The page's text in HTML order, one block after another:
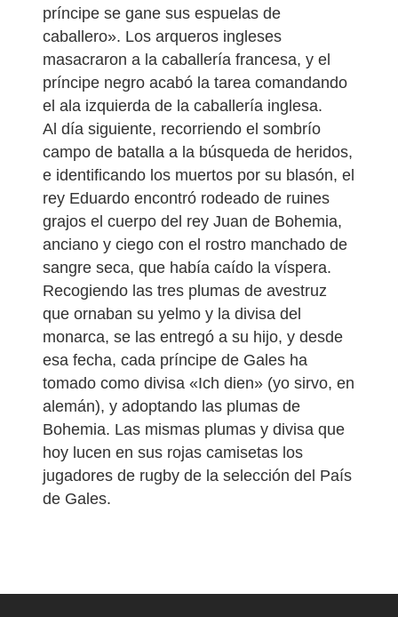
príncipe se gane sus espuelas de
caballero». Los arqueros ingleses
masacraron a la caballería francesa, y el
príncipe negro acabó la tarea comandando
el ala izquierda de la caballería inglesa.
Al día siguiente, recorriendo el sombrío
campo de batalla a la búsqueda de heridos,
e identificando los muertos por su blasón, el
rey Eduardo encontró rodeado de ruines
grajos el cuerpo del rey Juan de Bohemia,
anciano y ciego con el rostro manchado de
sangre seca, que había caído la víspera.
Recogiendo las tres plumas de avestruz
que ornaban su yelmo y la divisa del
monarca, se las entregó a su hijo, y desde
esa fecha, cada príncipe de Gales ha
tomado como divisa «Ich dien» (yo sirvo, en
alemán), y adoptando las plumas de
Bohemia. Las mismas plumas y divisa que
hoy lucen en sus rojas camisetas los
jugadores de rugby de la selección del País
de Gales.